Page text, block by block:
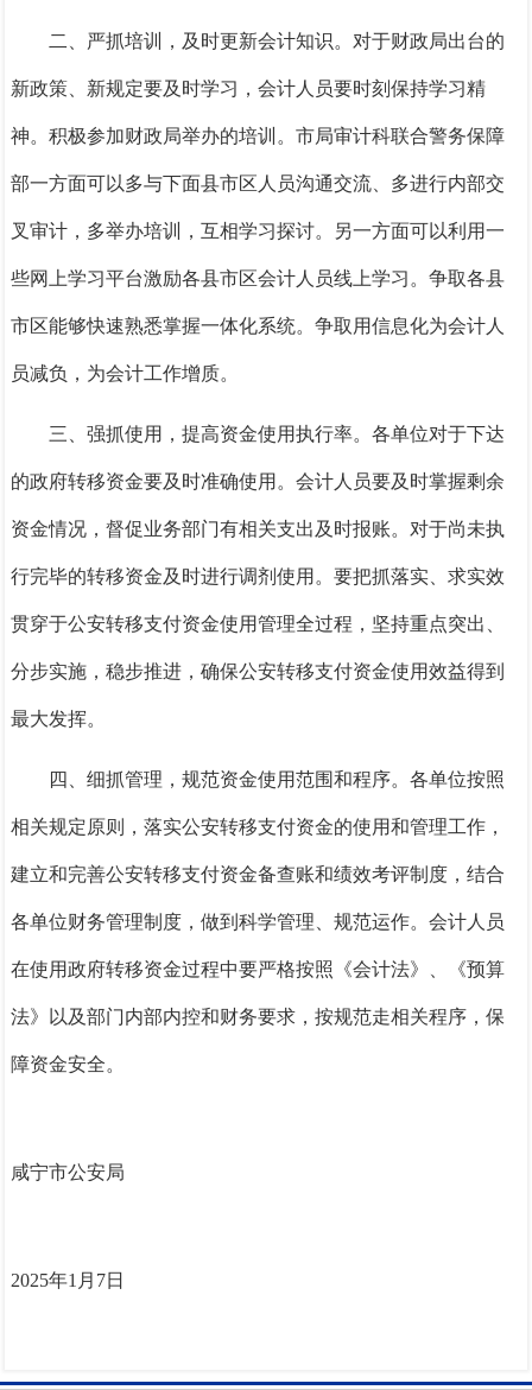
二 严抓培训，及时更新会计知识。 对于财政局出台的
新政策、新规定要及时学习，会计人员要时刻保持学习精
神。积极参加财政局举办的培训。市局审计科联合警务保障
部一方面可以多与下面县市区人员沟通交流、多进行内部交
叉审计，多举办培训，互相学习探讨。另一方面可以利用一
些网上学习平台激励各县市区会计人员线上学习。争取各县
市区能够快速熟悉掌握一体化系统。争取用信息化为会计人
员减负，为会计工作增质。
三、强抓使用，提高资金使用执行率。各单位对于下达
的政府转移资金要及时准确使用。会计人员要及时掌握剩余
资金情况，督促业务部门有相关支出及时报账。对于尚未执
行完毕的转移资金及时进行调剂使用。要把抓落实、求实效
贯穿于公安转移支付资金使用管理全过程，坚持重点突出、
分步实施，稳步推进，确保公安转移支付资金使用效益得到
最大发挥。
四 、细抓管理，规范资金使用范围和程序。各单位按照
相关规定原则，落实公安转移支付资金的使用和管理工作，
建立和完善公安转移支付资金备查账和绩效考评制度，结合
各单位财务管理制度，做到科学管理、规范运作。会计人员
在使用政府转移资金过程中要严格按照《会计法》、《预算
法》以及部门内部内控和财务要求，按规范走相关程序，保
障资金安全。
咸宁市公安局
2025年1 月 7日